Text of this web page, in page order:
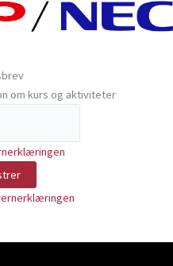
om kurs og aktiviteter